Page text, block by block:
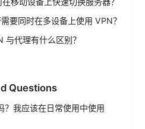
要同时在多设备上使用 VPN？
与代理有什么区别？
Questions
？我应该在日常使用中使用